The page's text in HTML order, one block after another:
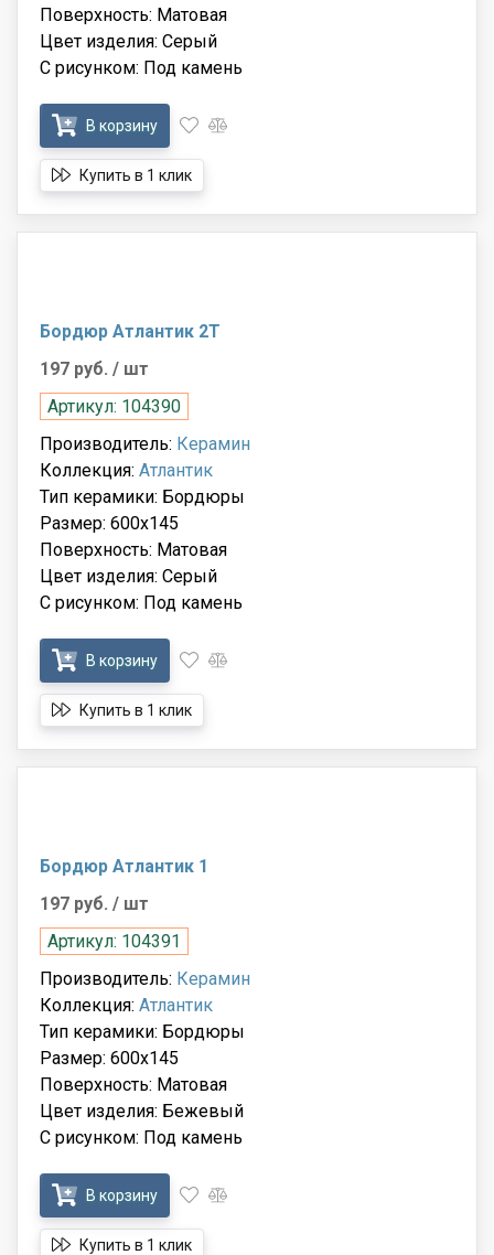
Поверхность: Матовая
Цвет изделия: Серый
С рисунком: Под камень
В корзину
Купить в 1 клик
Бордюр Атлантик 2Т
197 руб. / шт
Артикул: 104390
Производитель: Керамин
Коллекция: Атлантик
Тип керамики: Бордюры
Размер: 600x145
Поверхность: Матовая
Цвет изделия: Серый
С рисунком: Под камень
В корзину
Купить в 1 клик
Бордюр Атлантик 1
197 руб. / шт
Артикул: 104391
Производитель: Керамин
Коллекция: Атлантик
Тип керамики: Бордюры
Размер: 600x145
Поверхность: Матовая
Цвет изделия: Бежевый
С рисунком: Под камень
В корзину
Купить в 1 клик